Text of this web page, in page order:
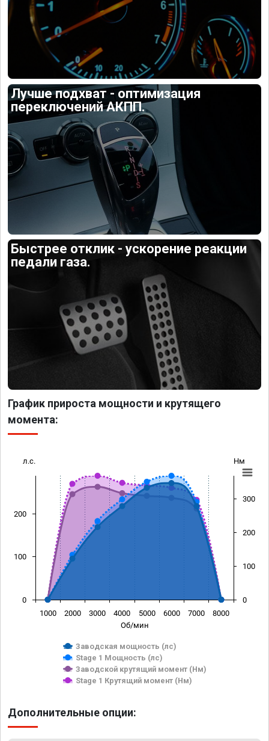
Лучше подхват - оптимизация
переключений АКПП.
Быстрее отклик - ускорение реакции
педали газа.
График прироста мощности и крутящего
момента:
Об/мин
л.с. Нм
Заводская мощность (лс)
Stage 1 Мощность (лс)
Заводской крутящий момент (Нм)
Stage 1 Крутящий момент (Нм)
1000 2000 3000 4000 5000 6000 7000 8000
0
100
200
0
100
200
300
Дополнительные опции: